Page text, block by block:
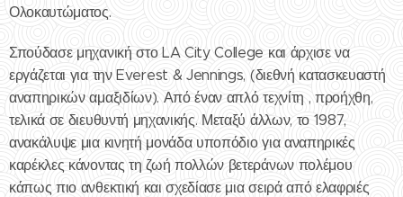
Ολοκαυτώματος.
Σπούδασε μηχανική στο LA City College και άρχισε να
εργάζεται για την Everest & Jennings, (διεθνή κατασκευαστή
αναπηρικών αμαξιδίων). Από έναν απλό τεχνίτη , προήχθη,
τελικά σε διευθυντή μηχανικής. Μεταξύ άλλων, το 1987,
ανακάλυψε μια κινητή μονάδα υποπόδιο για αναπηρικές
καρέκλες κάνοντας τη ζωή πολλών βετεράνων πολέμου
κάπως πιο ανθεκτική και σχεδίασε μια σειρά από ελαφριές